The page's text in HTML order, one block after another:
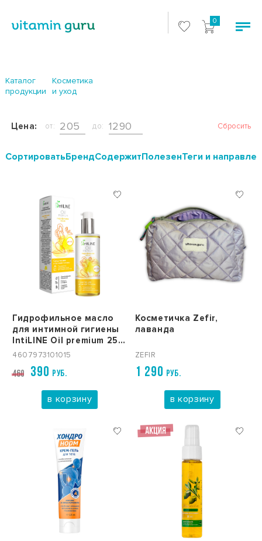
0
Каталог
продукции
Косметика
и уход
Цена: от: до: Сбросить
CортироватьБрендСодержитПолезенТеги и
Гидрофильное масло
для интимной гигиены
IntiLINE Oil premium 250
мл
4607973101015
460 390 РУБ.
в корзину
Косметичка Zefir,
лаванда
ZEFIR
1 290 РУБ.
в корзину